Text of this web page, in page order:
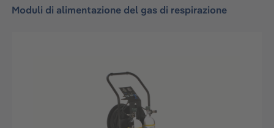
Moduli di alimentazione del gas di respirazione